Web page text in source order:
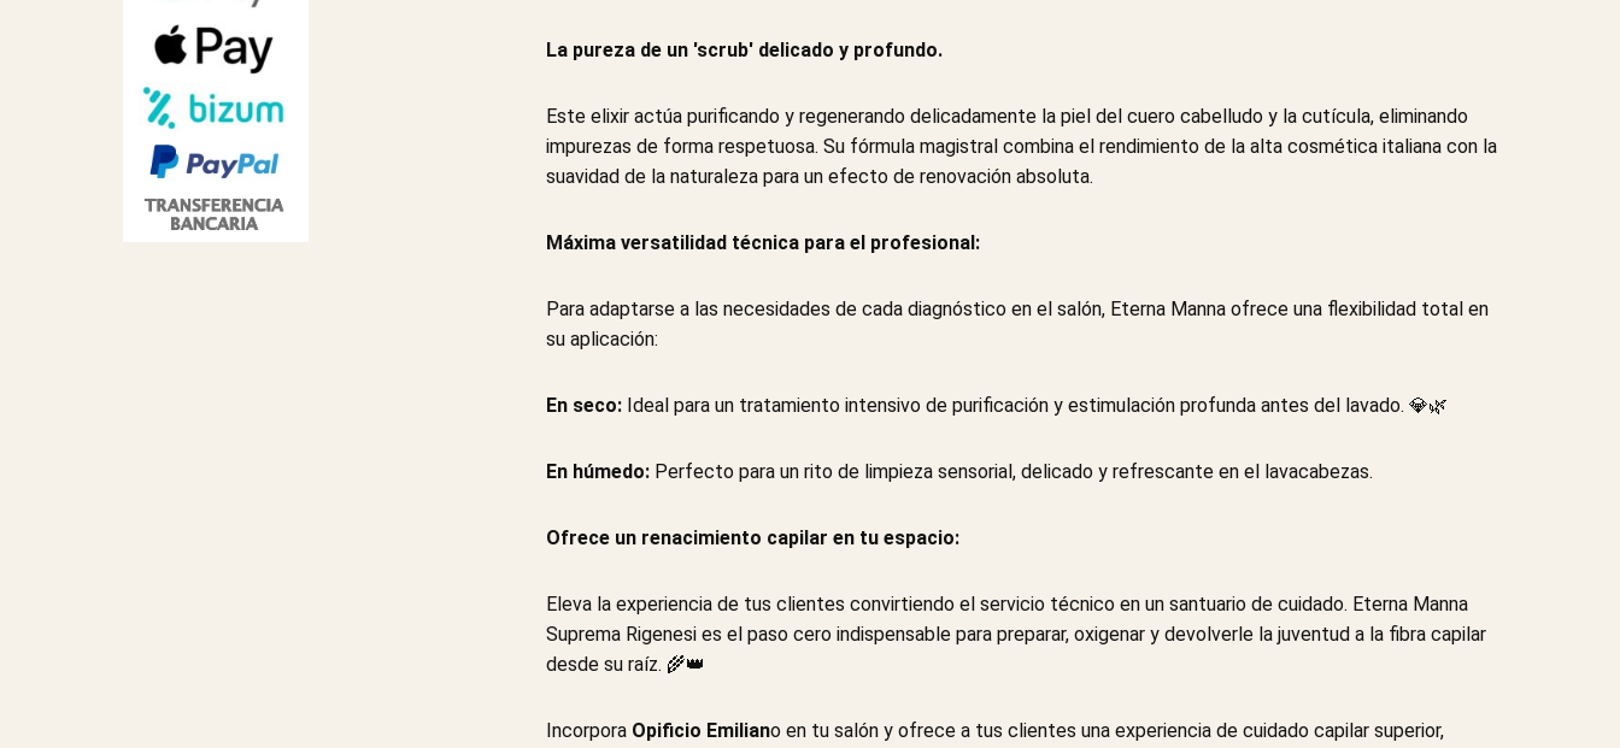
La pureza de un 'scrub' delicado y profundo.
Este elixir actúa purificando y regenerando delicadamente la piel del cuero cabelludo y la cutícula, eliminando
impurezas de forma respetuosa. Su fórmula magistral combina el rendimiento de la alta cosmética italiana con la
suavidad de la naturaleza para un efecto de renovación absoluta.
Máxima versatilidad técnica para el profesional:
Para adaptarse a las necesidades de cada diagnóstico en el salón, Eterna Manna ofrece una flexibilidad total en
su aplicación:
En seco: Ideal para un tratamiento intensivo de purificación y estimulación profunda antes del lavado. 💎🌿
En húmedo: Perfecto para un rito de limpieza sensorial, delicado y refrescante en el lavacabezas.
Ofrece un renacimiento capilar en tu espacio:
Eleva la experiencia de tus clientes convirtiendo el servicio técnico en un santuario de cuidado. Eterna Manna
Suprema Rigenesi es el paso cero indispensable para preparar, oxigenar y devolverle la juventud a la fibra capilar
desde su raíz. 🌾👑
Incorpora Opificio Emiliano en tu salón y ofrece a tus clientes una experiencia de cuidado capilar superior,